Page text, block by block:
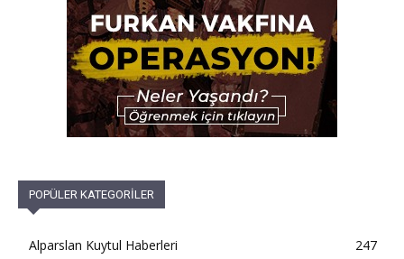
POPÜLER KATEGORİLER
Alparslan Kuytul Haberleri
247